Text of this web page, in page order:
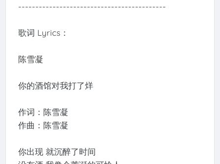
-------------------------------------------
歌词 Lyrics：
陈雪凝
你的酒馆对我打了烊
作词：陈雪凝
作曲：陈雪凝
你出现 就沉醉了时间